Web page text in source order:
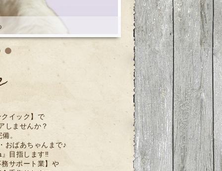
イック】で
ばあちゃんまで♪
目指します‼
サポート業】や
手作りおやつ、
ます。